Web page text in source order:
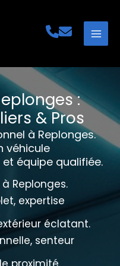
:
& Pros
à Replonges.
véhicule
équipe qualifiée.
Replonges.
expertise
éclatant.
senteur